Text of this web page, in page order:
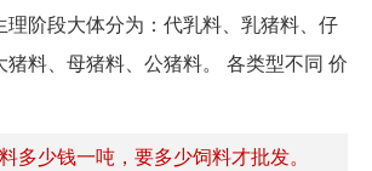
理阶段大体分为：代乳料、乳猪料、仔
料、母猪料、公猪料。 各类型不同 价
多少钱一吨，要多少饲料才批发。